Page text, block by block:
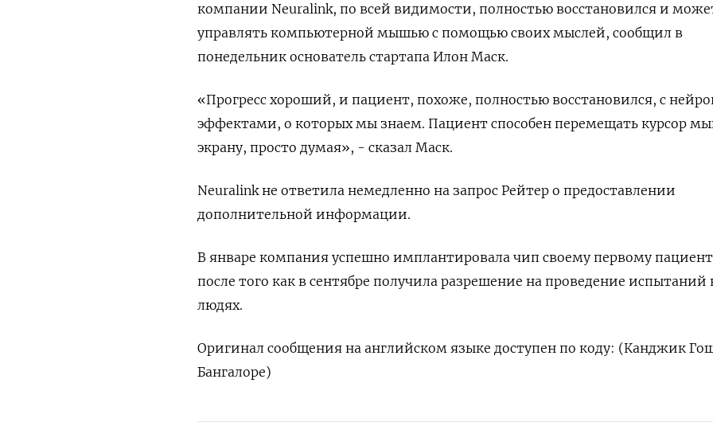
компании Neuralink, по всей видимости, полностью восстановился и
управлять компьютерной мышью с помощью своих мыслей, сообщил в
понедельник основатель стартапа Илон Маск.
«Прогресс хороший, и пациент, похоже, полностью восстановился, с
эффектами, о которых мы знаем. Пациент способен перемещать курсор
экрану, просто думая», - сказал Маск.
Neuralink не ответила немедленно на запрос Рейтер о предоставлении
дополнительной информации.
В январе компания успешно имплантировала чип своему первому
после того как в сентябре получила разрешение на проведение испытаний
людях.
Оригинал сообщения на английском языке доступен по коду: (Канджик
Бангалоре)